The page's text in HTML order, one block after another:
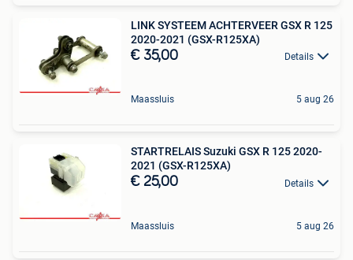
LINK SYSTEEM ACHTERVEER GSX R 125
2020-2021 (GSX-R125XA)
€ 35,00 Details
Maassluis 5 aug 26
STARTRELAIS Suzuki GSX R 125 2020-
2021 (GSX-R125XA)
€ 25,00 Details
Maassluis 5 aug 26